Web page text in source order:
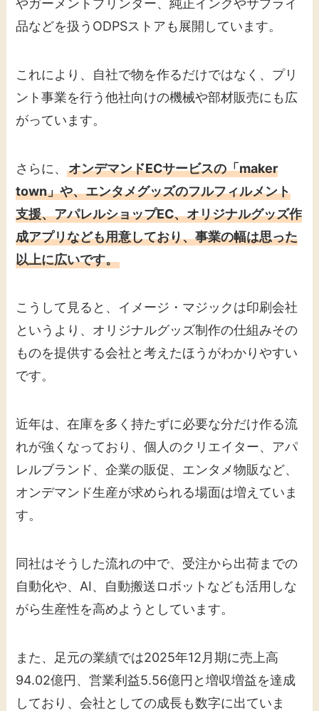
やガーメントプリンター、純正インクやサプライ
品などを扱うODPSストアも展開しています。
これにより、自社で物を作るだけではなく、プリ
ント事業を行う他社向けの機械や部材販売にも広
がっています。
さらに、オンデマンドECサービスの「maker
town」や、エンタメグッズのフルフィルメント
支援、アパレルショップEC、オリジナルグッズ作
成アプリなども用意しており、事業の幅は思った
以上に広いです。
こうして見ると、イメージ・マジックは印刷会社
というより、オリジナルグッズ制作の仕組みその
ものを提供する会社と考えたほうがわかりやすい
です。
近年は、在庫を多く持たずに必要な分だけ作る流
れが強くなっており、個人のクリエイター、アパ
レルブランド、企業の販促、エンタメ物販など、
オンデマンド生産が求められる場面は増えていま
す。
同社はそうした流れの中で、受注から出荷までの
自動化や、AI、自動搬送ロボットなども活用しな
がら生産性を高めようとしています。
また、足元の業績では2025年12月期に売上高
94.02億円、営業利益5.56億円と増収増益を達成
しており、会社としての成長も数字に出ていま